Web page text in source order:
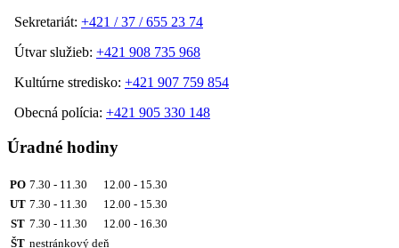
Sekretariát: +421 / 37 / 655 23 74
Útvar služieb: +421 908 735 968
Kultúrne stredisko: +421 907 759 854
Obecná polícia: +421 905 330 148
Úradné hodiny
PO 7.30 - 11.30 12.00 - 15.30
UT 7.30 - 11.30 12.00 - 15.30
ST 7.30 - 11.30 12.00 - 16.30
ŠT nestránkový deň